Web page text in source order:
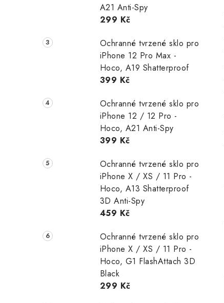
A21 Anti-Spy
299 Kč
Ochranné tvrzené sklo pro
iPhone 12 Pro Max -
Hoco, A19 Shatterproof
399 Kč
Ochranné tvrzené sklo pro
iPhone 12 / 12 Pro -
Hoco, A21 Anti-Spy
399 Kč
Ochranné tvrzené sklo pro
iPhone X / XS / 11 Pro -
Hoco, A13 Shatterproof
3D Anti-Spy
459 Kč
Ochranné tvrzené sklo pro
iPhone X / XS / 11 Pro -
Hoco, G1 FlashAttach 3D
Black
299 Kč